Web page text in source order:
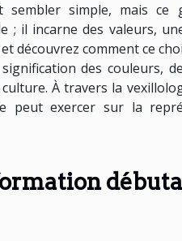
simple, mais ce
; il incarne des valeurs,
découvrez comment ce
des couleurs,
À travers la
peut exercer sur la